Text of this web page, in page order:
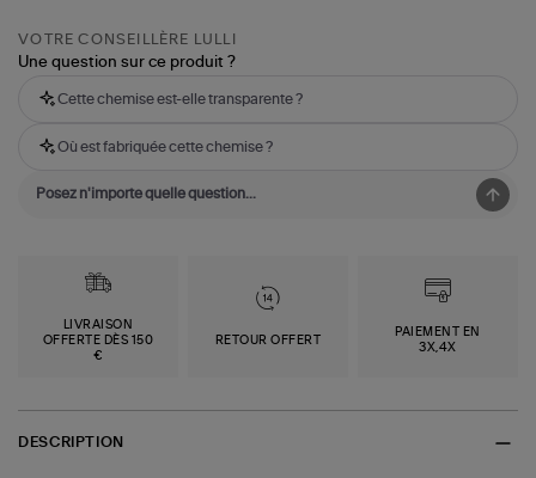
VOTRE CONSEILLÈRE LULLI
Une question sur ce produit ?
Cette chemise est-elle transparente ?
Où est fabriquée cette chemise ?
LIVRAISON
OFFERTE DÈS 150
€
RETOUR OFFERT
PAIEMENT EN
3X,4X
DESCRIPTION